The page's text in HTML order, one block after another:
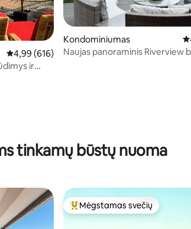
Vidutinis įvertinimas: 4,99 iš 5, atsiliepimų: 616
4,99 (616)
ir
Kondominiumas
Naujas panoraminis Riverview
tinkamų būstų nuoma
Svečių mėgstamiausias
Mėgstamas svečių